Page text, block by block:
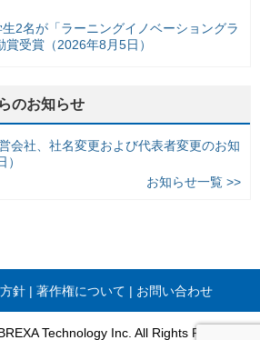
2名が「ラーニングイノベーショングラ
受賞（2026年8月5日）
のお知らせ
会社、社名変更および代表者変更のお知
お知らせ一覧 >>
針 著作権について お問い合わせ
Technology Inc. All Rights Reserved.